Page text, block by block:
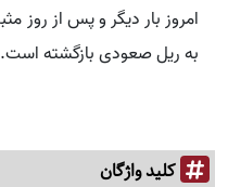
امروز بار دیگر و پس از روز
به ریل صعودی بازگشته است.
کلید واژگان